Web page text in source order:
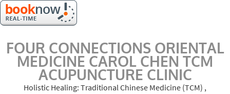
FOUR CONNECTIONS ORIENTAL
MEDICINE CAROL CHEN TCM
ACUPUNCTURE CLINIC
Holistic Healing: Traditional Chinese Medicine (TCM) ,